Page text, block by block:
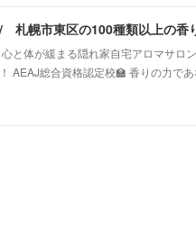
と体が緩まる隠れ家自宅アロマサ
AEAJ総合資格認定校🏫 香りの力で